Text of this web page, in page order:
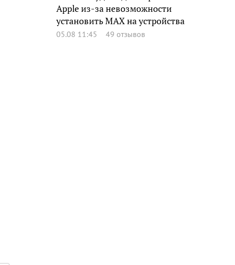
Apple из-за невозможности
установить MAX на устройства
05.08 11:45 49 отзывов